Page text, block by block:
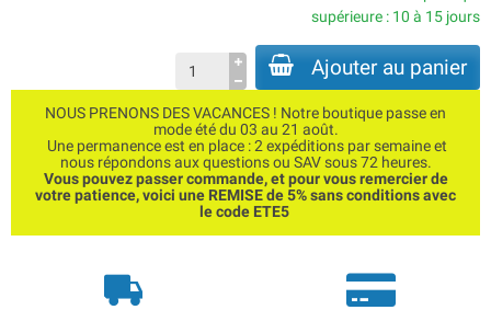
supérieure : 10 à 15 jours
Ajouter au panier
NOUS PRENONS DES VACANCES ! Notre boutique passe en
mode été du 03 au 21 août.
Une permanence est en place : 2 expéditions par semaine et
nous répondons aux questions ou SAV sous 72 heures.
Vous pouvez passer commande, et pour vous remercier de
votre patience, voici une REMISE de 5% sans conditions avec
le code ETE5